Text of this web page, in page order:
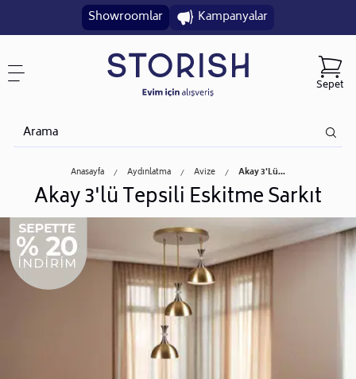
Showroomlar Kampanyalar
Sepet
Anasayfa Aydınlatma Avize Akay 3'lü...
Akay 3'lü Tepsili Eskitme Sarkıt